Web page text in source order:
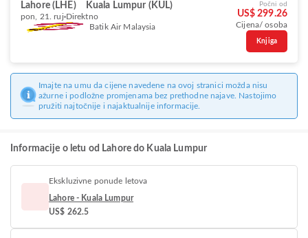
Lahore (LHE) Kuala Lumpur (KUL)
pon, 21. ruj Direktno
Batik Air Malaysia
Počni od
US$ 299.26
Cijena/ osoba
Knjiga
Imajte na umu da cijene navedene na ovoj stranici možda nisu
ažurne i podložne promjenama bez prethodne najave. Nastojimo
pružiti najtočnije i najaktualnije informacije.
Informacije o letu od Lahore do Kuala Lumpur
Ekskluzivne ponude letova
Lahore - Kuala Lumpur
US$ 262.5